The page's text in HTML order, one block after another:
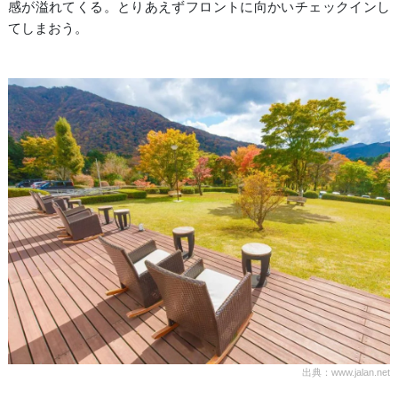
感が溢れてくる。とりあえずフロントに向かいチェックインし
てしまおう。
出典：www.jalan.net